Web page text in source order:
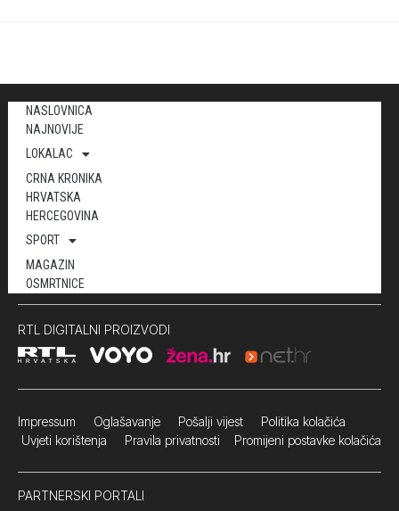
NASLOVNICA
NAJNOVIJE
LOKALAC
CRNA KRONIKA
HRVATSKA
HERCEGOVINA
SPORT
MAGAZIN
OSMRTNICE
RTL DIGITALNI PROIZVODI
Impressum Oglašavanje Pošalji vijest Politika kolačića
Uvjeti korištenja Pravila privatnosti Promijeni postavke kolačića
PARTNERSKI PORTALI